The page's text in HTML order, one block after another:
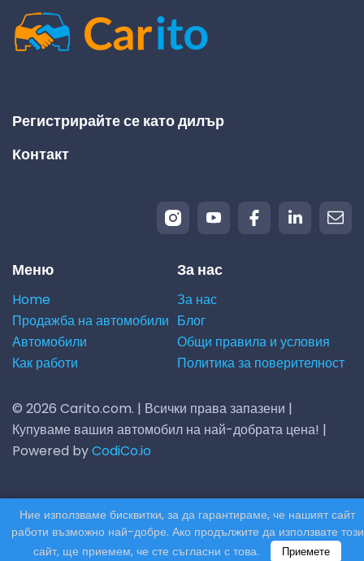
Регистрирайте се като дилър
Контакт
Меню
Home
Продажба на автомобили
Автомобили
Как работи
За нас
За нас
Блог
Общи правила и условия
Политика за поверителност
© 2026 Carito.com. | Всички права запазени |
Купуваме вашия автомобил на най-добрата цена! |
Powered byCodiCo.io
Ние използваме бисквитки, за да гарантираме, че нашият сайт
работи възможно най-добре. Ако продължите да използвате този
сайт, ще приемем, че сте съгласни с това.
Приемете